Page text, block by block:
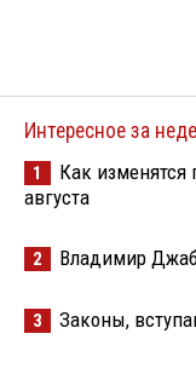
Интересное за
1
Как изменятся
августа
2 Владимир
3 Законы,